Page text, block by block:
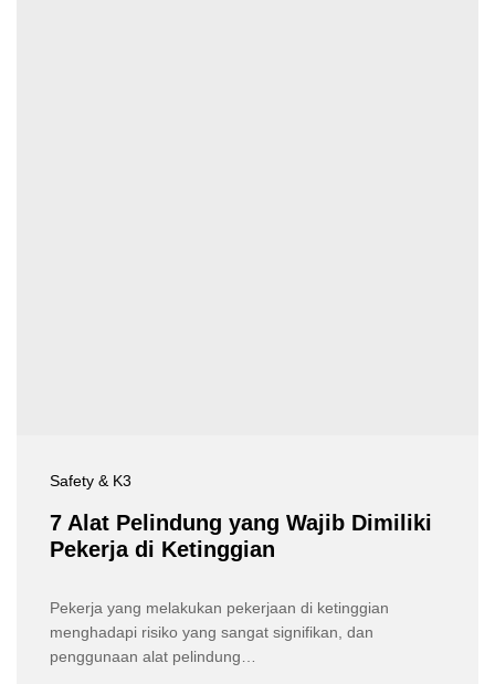
Safety & K3
7 Alat Pelindung yang Wajib Dimiliki
Pekerja di Ketinggian
Pekerja yang melakukan pekerjaan di ketinggian
menghadapi risiko yang sangat signifikan, dan
penggunaan alat pelindung…